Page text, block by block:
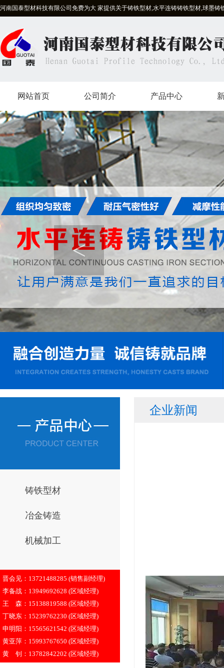
河南国泰型材科技有限公司免费为大 家提供关于铸铁型材,水平连铸铸铁型材,球墨铸
网站首页 公司简介 产品中心
<
铸铁型材
冶金铸造
机械加工
晋会见：13721488285 (销售副经理)
李备战：13949692628 (区域经理)
王 森：15138819588 (区域经理)
丁晓东：15239762230 (区域经理)
申明阳：15565621542 (区域经理)
黄亚萍：15993767650 (区域经理)
黄 钊：13782842202 (区域经理)
企业新闻